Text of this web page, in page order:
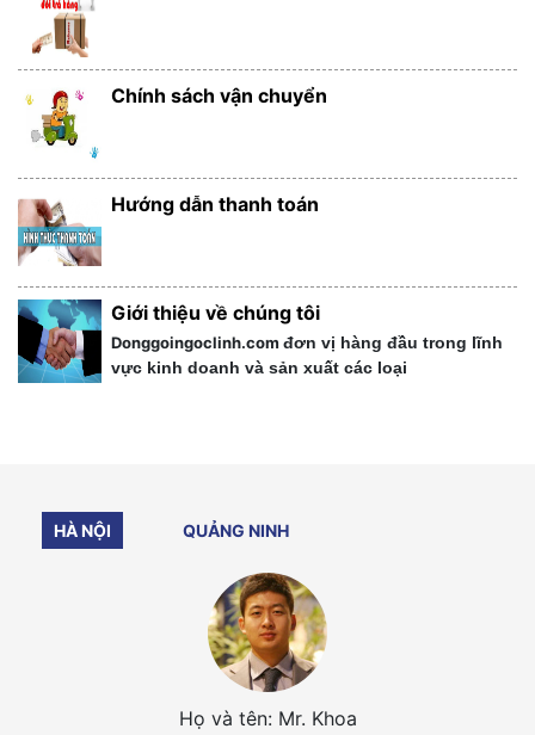
Chính sách vận chuyển
Hướng dẫn thanh toán
Giới thiệu về chúng tôi
Donggoingoclinh.com đơn vị hàng đầu trong lĩnh
vực kinh doanh và sản xuất các loại
HÀ NỘI QUẢNG NINH
Họ và tên: Mr. Khoa